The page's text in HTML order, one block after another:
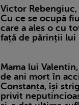
Victor
Cu ce se ocupă
care a ales o cu
față de părinții lui
Mama lui
de ani mort în
Constanța, își
privit